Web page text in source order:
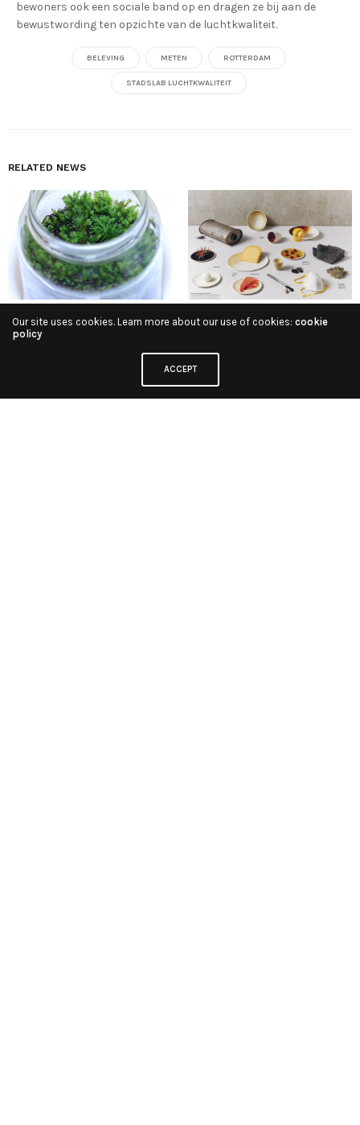
bewoners ook een sociale band op en dragen ze bij aan de
bewustwording ten opzichte van de luchtkwaliteit.
BELEVING METEN ROTTERDAM
STADSLAB LUCHTKWALITEIT
RELATED NEWS
Experimenten met mos in de
buitenruimte door Stadslab
Een servies gekleurd met
Our site uses cookies. Learn more about our use of cookies: cookie
policy
ACCEPT